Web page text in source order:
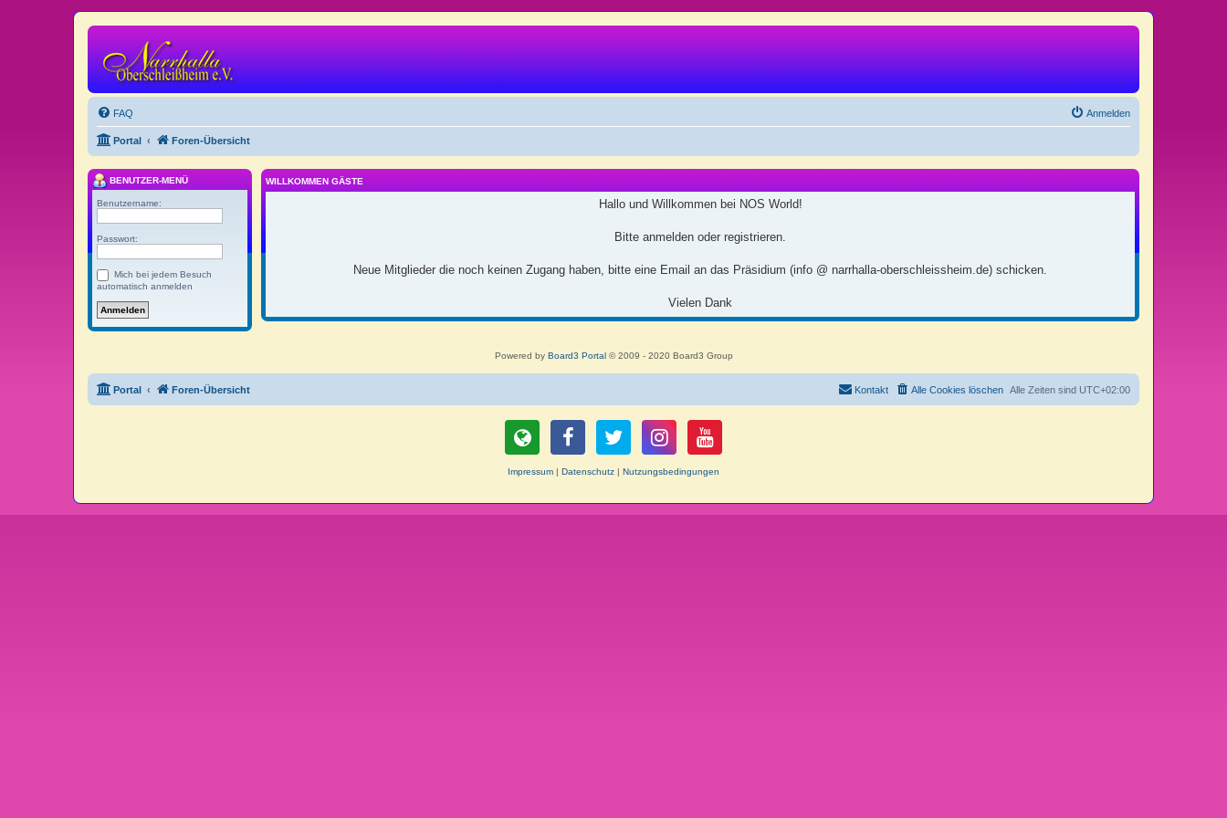
FAQ Anmelden
Portal Foren-Übersicht
WILLKOMMEN GÄSTE
Hallo und Willkommen bei NOS World!
Bitte anmelden oder registrieren.
Neue Mitglieder die noch keinen Zugang haben, bitte eine Email an das Präsidium (info @ narrhalla-oberschleissheim.de) schicken.
Vielen Dank
BENUTZER-MENÜ
Benutzername:
Passwort:
Mich bei jedem Besuch
automatisch anmelden
Powered by Board3 Portal© 2009 - 2020 Board3 Group
Portal Foren-Übersicht Alle Zeiten sind UTC+02:00
Alle Cookies löschen
Kontakt
Impressum | Datenschutz | Nutzungsbedingungen